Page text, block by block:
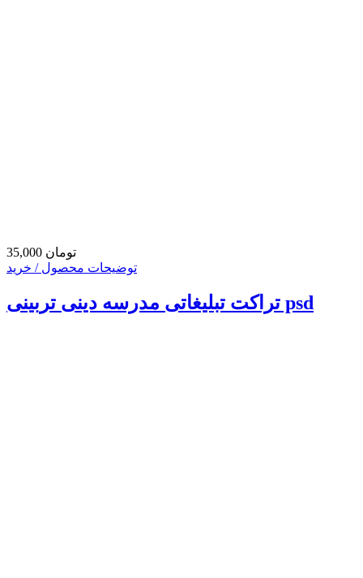
35,000 تومان
توضیحات محصول / خرید
تراکت تبلیغاتی مدرسه دینی تربینی psd